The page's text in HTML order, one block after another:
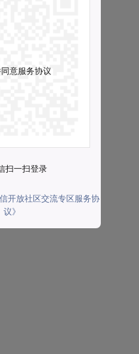
意服务协议
扫一扫登录
信开放社区交流专区服务协
议》